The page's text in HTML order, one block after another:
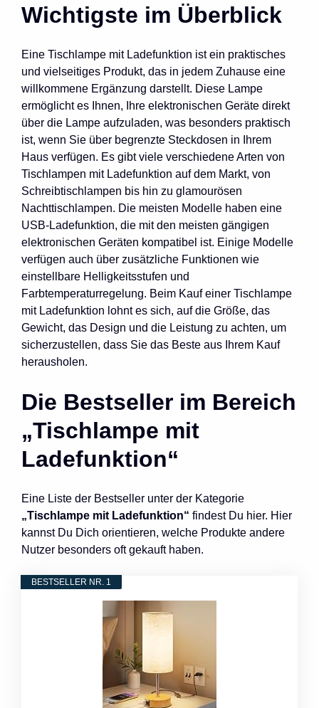
Wichtigste im Überblick
Eine Tischlampe mit Ladefunktion ist ein praktisches
und vielseitiges Produkt, das in jedem Zuhause eine
willkommene Ergänzung darstellt. Diese Lampe
ermöglicht es Ihnen, Ihre elektronischen Geräte direkt
über die Lampe aufzuladen, was besonders praktisch
ist, wenn Sie über begrenzte Steckdosen in Ihrem
Haus verfügen. Es gibt viele verschiedene Arten von
Tischlampen mit Ladefunktion auf dem Markt, von
Schreibtischlampen bis hin zu glamourösen
Nachttischlampen. Die meisten Modelle haben eine
USB-Ladefunktion, die mit den meisten gängigen
elektronischen Geräten kompatibel ist. Einige Modelle
verfügen auch über zusätzliche Funktionen wie
einstellbare Helligkeitsstufen und
Farbtemperaturregelung. Beim Kauf einer Tischlampe
mit Ladefunktion lohnt es sich, auf die Größe, das
Gewicht, das Design und die Leistung zu achten, um
sicherzustellen, dass Sie das Beste aus Ihrem Kauf
herausholen.
Die Bestseller im Bereich
„Tischlampe mit
Ladefunktion“
Eine Liste der Bestseller unter der Kategorie
„Tischlampe mit Ladefunktion“ findest Du hier. Hier
kannst Du Dich orientieren, welche Produkte andere
Nutzer besonders oft gekauft haben.
BESTSELLER NR. 1